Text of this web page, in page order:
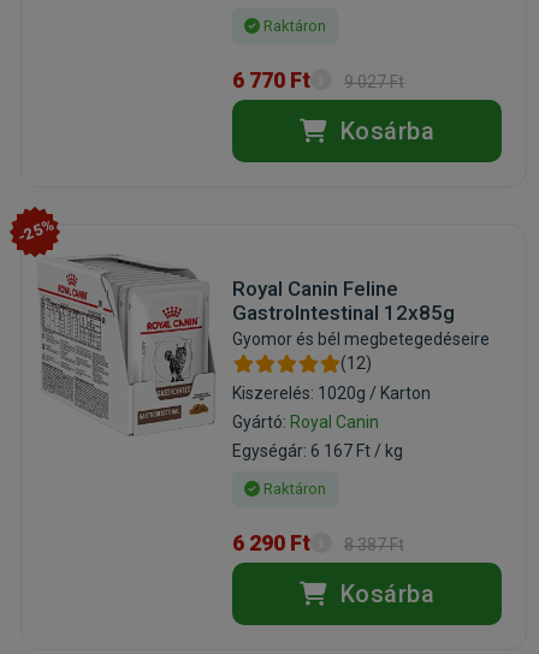
Raktáron
6 770 Ft 9 027 Ft
Kosárba
-25%
Royal Canin Feline
GastroIntestinal 12x85g
Gyomor és bél megbetegedéseire
(12)
Kiszerelés: 1020g / Karton
Gyártó: Royal Canin
Egységár: 6 167 Ft / kg
Raktáron
6 290 Ft 8 387 Ft
Kosárba